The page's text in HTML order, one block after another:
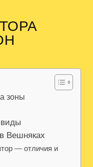
зоны
Вешняках
— отличия и